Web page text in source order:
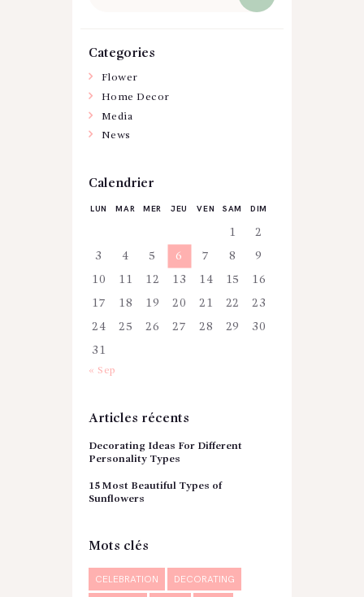
Categories
Flower
Home Decor
Media
News
Calendrier
LUN MAR MER JEU VEN SAM DIM
1 2
3 4 5 6 7 8 9
10 11 12 13 14 15 16
17 18 19 20 21 22 23
24 25 26 27 28 29 30
31
« Sep
Articles récents
Decorating Ideas For Different
Personality Types
15 Most Beautiful Types of
Sunflowers
Mots clés
CELEBRATION DECORATING